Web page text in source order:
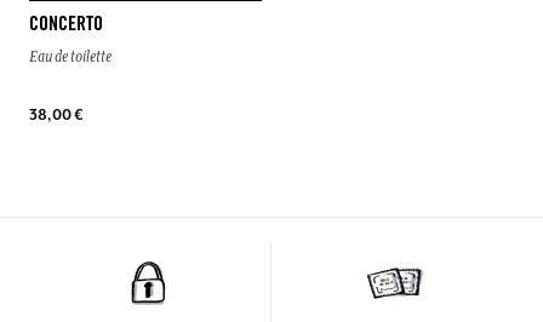
CONCERTO
Eau de toilette
38,00 €